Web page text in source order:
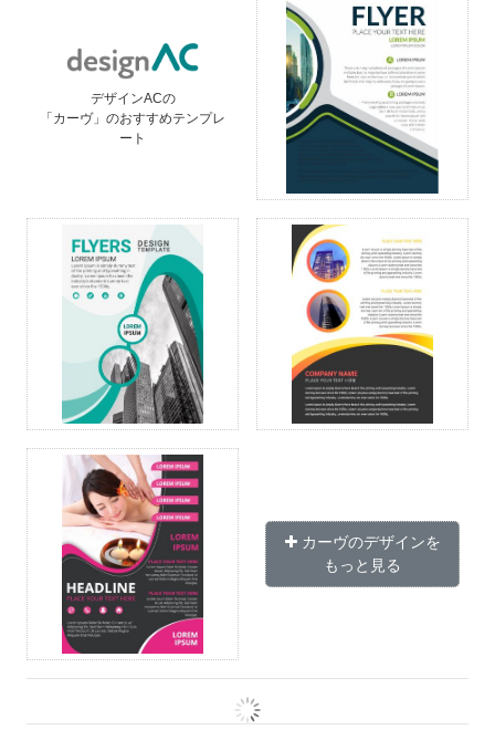
デザインACの
「カーヴ」のおすすめテンプレ
ート
カーヴのデザインを
もっと見る